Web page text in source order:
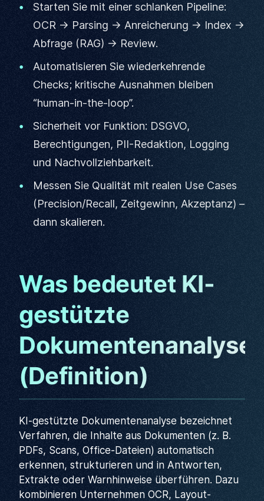
Starten Sie mit einer schlanken Pipeline:
OCR → Parsing → Anreicherung → Index →
Abfrage (RAG) → Review.
Automatisieren Sie wiederkehrende
Checks; kritische Ausnahmen bleiben
“human-in-the-loop”.
Sicherheit vor Funktion: DSGVO,
Berechtigungen, PII-Redaktion, Logging
und Nachvollziehbarkeit.
Messen Sie Qualität mit realen Use Cases
(Precision/Recall, Zeitgewinn, Akzeptanz) –
dann skalieren.
Was bedeutet KI-
gestützte
(Definition)
KI-gestützte Dokumentenanalyse bezeichnet
Verfahren, die Inhalte aus Dokumenten (z. B.
PDFs, Scans, Office-Dateien) automatisch
erkennen, strukturieren und in Antworten,
Extrakte oder Warnhinweise überführen. Dazu
kombinieren Unternehmen OCR, Layout-